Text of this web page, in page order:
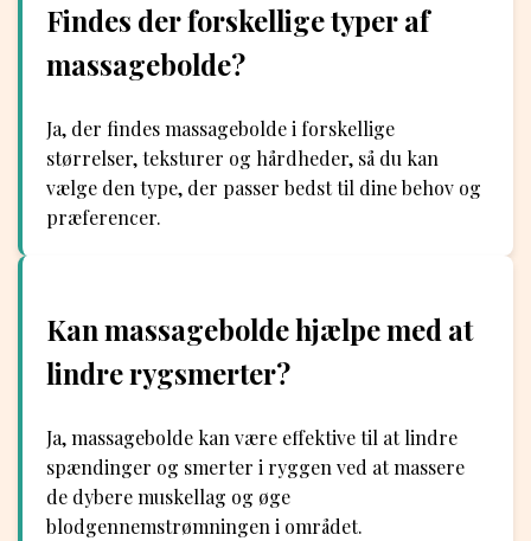
Findes der forskellige typer af
massagebolde?
Ja, der findes massagebolde i forskellige
størrelser, teksturer og hårdheder, så du kan
vælge den type, der passer bedst til dine behov og
præferencer.
Kan massagebolde hjælpe med at
lindre rygsmerter?
Ja, massagebolde kan være effektive til at lindre
spændinger og smerter i ryggen ved at massere
de dybere muskellag og øge
blodgennemstrømningen i området.